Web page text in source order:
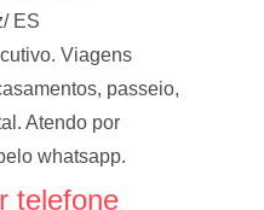
ES
Viagens
passeio,
Atendo por
whatsapp.
telefone